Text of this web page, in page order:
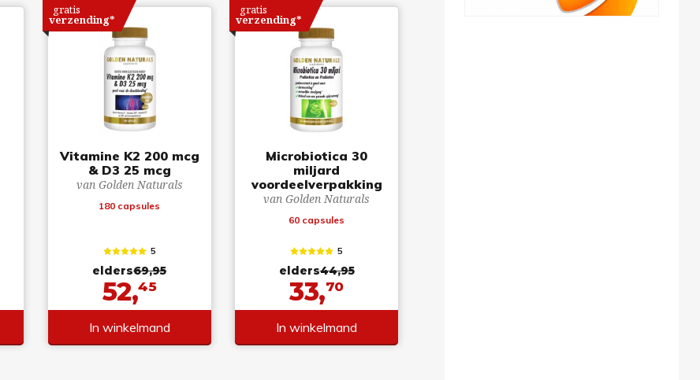
Vitamine K2 200 mcg
& D3 25 mcg
van Golden Naturals
180 capsules
gratis
verzending*
5
elders69,95
52,45
In winkelmand
Microbiotica 30
miljard
voordeelverpakking
van Golden Naturals
60 capsules
gratis
verzending*
5
elders44,95
33,70
In winkelmand